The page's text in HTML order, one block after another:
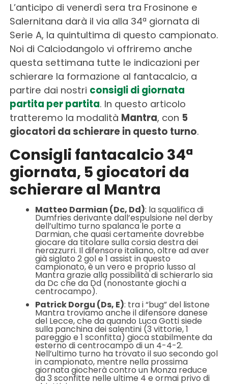
L’anticipo di venerdì sera tra Frosinone e
Salernitana darà il via alla 34ª giornata di
Serie A, la quintultima di questo campionato.
Noi di Calciodangolo vi offriremo anche
questa settimana tutte le indicazioni per
schierare la formazione al fantacalcio, a
partire dai nostri consigli di giornata
partita per partita. In questo articolo
tratteremo la modalità Mantra, con 5
giocatori da schierare in questo turno.
Consigli fantacalcio 34ª
giornata, 5 giocatori da
schierare al Mantra
Matteo Darmian (Dc, Dd): la squalifica di
Dumfries derivante dall’espulsione nel derby
dell’ultimo turno spalanca le porte a
Darmian, che quasi certamente dovrebbe
giocare da titolare sulla corsia destra dei
nerazzurri. Il difensore italiano, oltre ad aver
già siglato 2 gol e 1 assist in questo
campionato, è un vero e proprio lusso al
Mantra grazie alla possibilità di schierarlo sia
da Dc che da Dd (nonostante giochi a
centrocampo).
Patrick Dorgu (Ds, E): tra i “bug” del listone
Mantra troviamo anche il difensore danese
del Lecce, che da quando Luca Gotti siede
sulla panchina dei salentini (3 vittorie, 1
pareggio e 1 sconfitta) gioca stabilmente da
esterno di centrocampo di un 4-4-2.
Nell’ultimo turno ha trovato il suo secondo gol
in campionato, mentre nella prossima
giornata giocherà contro un Monza reduce
da 3 sconfitte nelle ultime 4 e ormai privo di